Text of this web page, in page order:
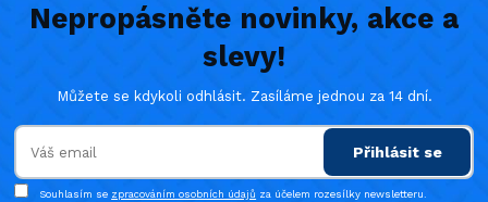
Nepropásněte novinky, akce a
slevy!
Můžete se kdykoli odhlásit. Zasíláme jednou za 14 dní.
Přihlásit se
Souhlasím se zpracováním osobních údajů za účelem rozesílky newsletteru.